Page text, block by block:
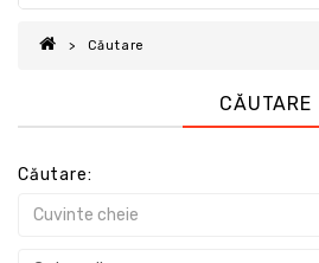
Căutare
CĂUTARE
Căutare: